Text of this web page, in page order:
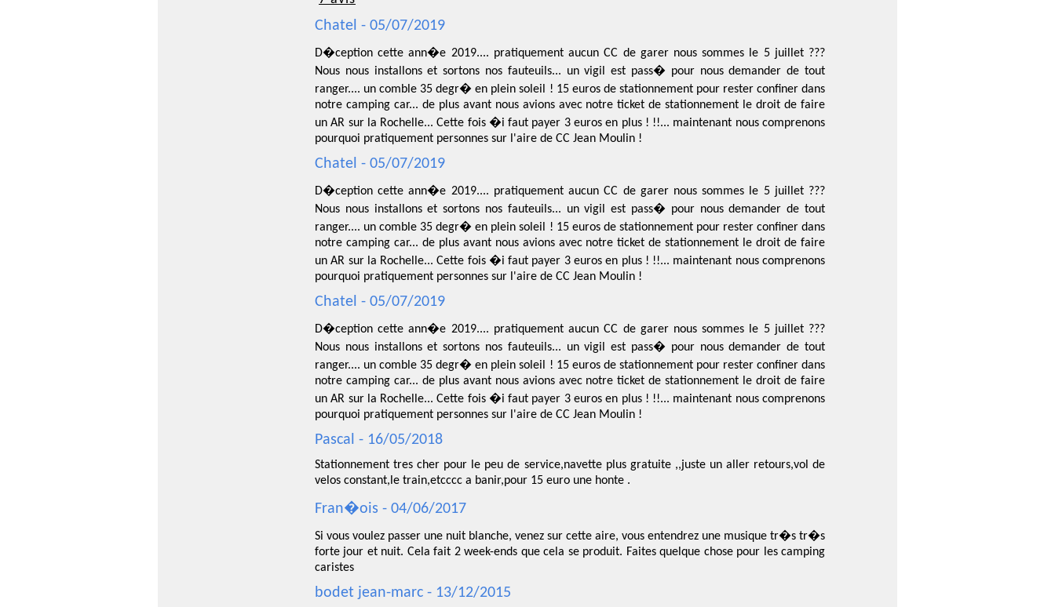
Chatel - 05/07/2019
D�ception cette ann�e 2019.... pratiquement aucun CC de garer nous sommes le 5 juillet ???
Nous nous installons et sortons nos fauteuils... un vigil est pass� pour nous demander de tout
ranger.... un comble 35 degr� en plein soleil ! 15 euros de stationnement pour rester confiner dans
notre camping car... de plus avant nous avions avec notre ticket de stationnement le droit de faire
un AR sur la Rochelle... Cette fois �i faut payer 3 euros en plus ! !!... maintenant nous comprenons
pourquoi pratiquement personnes sur l'aire de CC Jean Moulin !
Chatel - 05/07/2019
D�ception cette ann�e 2019.... pratiquement aucun CC de garer nous sommes le 5 juillet ???
Nous nous installons et sortons nos fauteuils... un vigil est pass� pour nous demander de tout
ranger.... un comble 35 degr� en plein soleil ! 15 euros de stationnement pour rester confiner dans
notre camping car... de plus avant nous avions avec notre ticket de stationnement le droit de faire
un AR sur la Rochelle... Cette fois �i faut payer 3 euros en plus ! !!... maintenant nous comprenons
pourquoi pratiquement personnes sur l'aire de CC Jean Moulin !
Chatel - 05/07/2019
D�ception cette ann�e 2019.... pratiquement aucun CC de garer nous sommes le 5 juillet ???
Nous nous installons et sortons nos fauteuils... un vigil est pass� pour nous demander de tout
ranger.... un comble 35 degr� en plein soleil ! 15 euros de stationnement pour rester confiner dans
notre camping car... de plus avant nous avions avec notre ticket de stationnement le droit de faire
un AR sur la Rochelle... Cette fois �i faut payer 3 euros en plus ! !!... maintenant nous comprenons
pourquoi pratiquement personnes sur l'aire de CC Jean Moulin !
Pascal - 16/05/2018
Stationnement tres cher pour le peu de service,navette plus gratuite ,,juste un aller retours,vol de
velos constant,le train,etcccc a banir,pour 15 euro une honte .
Fran�ois - 04/06/2017
Si vous voulez passer une nuit blanche, venez sur cette aire, vous entendrez une musique tr�s tr�s
forte jour et nuit. Cela fait 2 week-ends que cela se produit. Faites quelque chose pour les camping
caristes
bodet jean-marc - 13/12/2015